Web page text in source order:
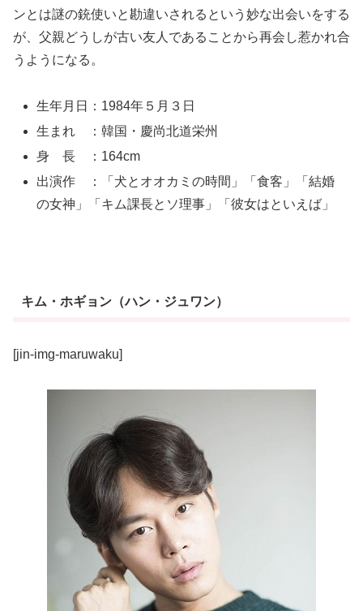
ンとは謎の銃使いと勘違いされるという妙な出会いをする
が、父親どうしが古い友人であることから再会し惹かれ合
うようになる。
生年月日：1984年５月３日
生まれ ：韓国・慶尚北道栄州
身 長 ：164cm
出演作 ：「犬とオオカミの時間」「食客」「結婚
の女神」「キム課長とソ理事」「彼女はといえば」
キム・ホギョン（ハン・ジュワン）
[jin-img-maruwaku]